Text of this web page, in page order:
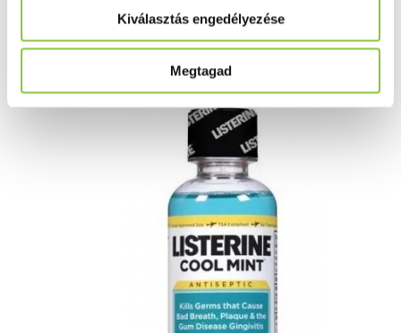
Kiválasztás engedélyezése
Megtagad
szájvíz, 95 ml